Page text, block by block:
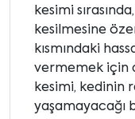
kesimi
kesilmesine
kısmındaki
vermemek için
kesimi, kedinin
yaşamayacağı